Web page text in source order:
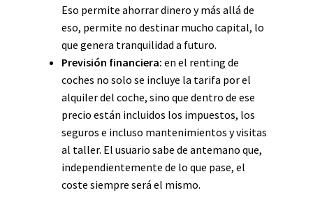
Eso permite ahorrar dinero y más allá de
eso, permite no destinar mucho capital, lo
que genera tranquilidad a futuro.
Previsión financiera: en el renting de
coches no solo se incluye la tarifa por el
alquiler del coche, sino que dentro de ese
precio están incluidos los impuestos, los
seguros e incluso mantenimientos y visitas
al taller. El usuario sabe de antemano que,
independientemente de lo que pase, el
coste siempre será el mismo.